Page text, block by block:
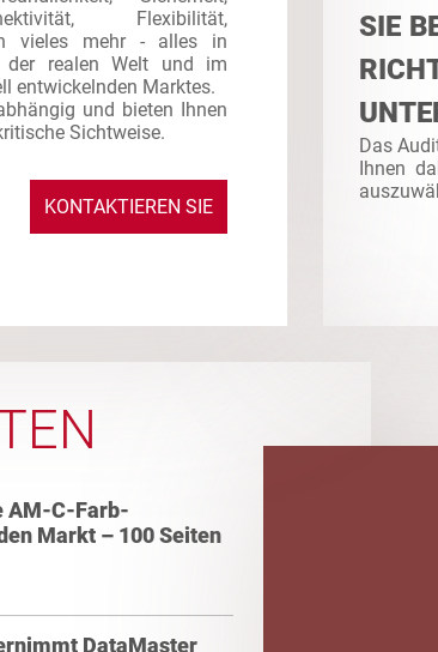
Flexibilität,
vieles mehr - alles in
der realen Welt und im
entwickelnden Marktes.
und bieten Ihnen
Sichtweise.
KONTAKTIEREN SIE
SIE
Das
Ihnen
AM-C-Farb-
Markt – 100 Seiten
DataMaster